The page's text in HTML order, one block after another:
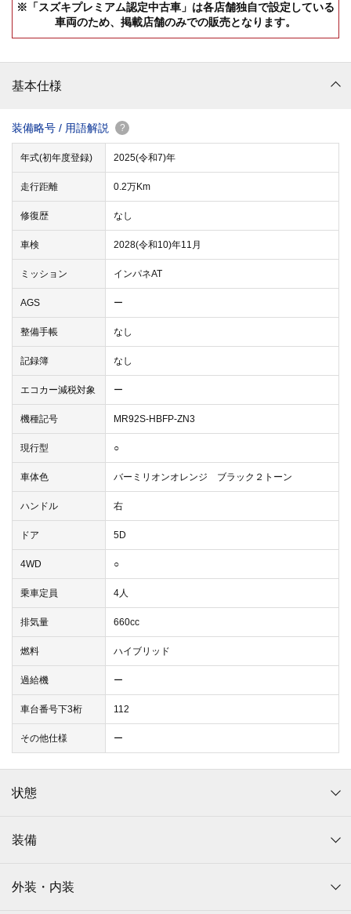
※「スズキプレミアム認定中古車」は各店舗独自で設定している
車両のため、掲載店舗のみでの販売となります。
基本仕様
装備略号 / 用語解説 ?
年式(初年度登録) 2025(令和7)年
走行距離 0.2万Km
修復歴 なし
車検 2028(令和10)年11月
ミッション インパネAT
AGS ー
整備手帳 なし
記録簿 なし
エコカー減税対象 ー
機種記号 MR92S-HBFP-ZN3
現行型 ○
車体色 バーミリオンオレンジ ブラック２トーン
ハンドル 右
ドア 5D
4WD ○
乗車定員 4人
排気量 660cc
燃料 ハイブリッド
過給機 ー
車台番号下3桁 112
その他仕様 ー
状態
装備
外装・内装